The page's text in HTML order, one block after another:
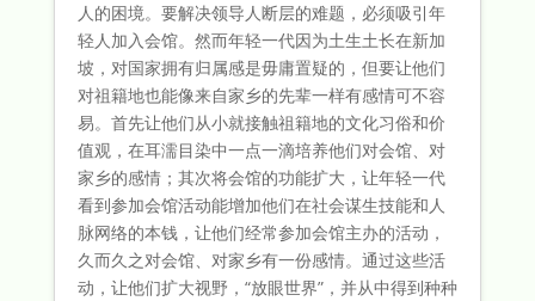
人的困境。要解决领导人断层的难题，必须吸引年
轻人加入会馆。然而年轻一代因为土生土长在新加
坡，对国家拥有归属感是毋庸置疑的，但要让他们
对祖籍地也能像来自家乡的先辈一样有感情可不容
易。首先让他们从小就接触祖籍地的文化习俗和价
值观，在耳濡目染中一点一滴培养他们对会馆、对
家乡的感情；其次将会馆的功能扩大，让年轻一代
看到参加会馆活动能增加他们在社会谋生技能和人
脉网络的本钱，让他们经常参加会馆主办的活动，
久而久之对会馆、对家乡有一份感情。通过这些活
动，让他们扩大视野，“放眼世界”，并从中得到种种